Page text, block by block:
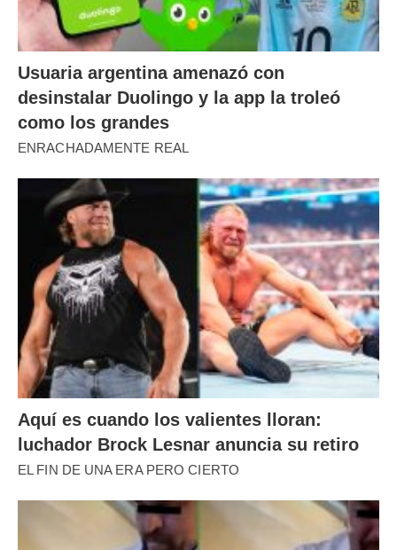
Usuaria argentina amenazó con
desinstalar Duolingo y la app la troleó
como los grandes
ENRACHADAMENTE REAL
Aquí es cuando los valientes lloran:
luchador Brock Lesnar anuncia su retiro
EL FIN DE UNA ERA PERO CIERTO